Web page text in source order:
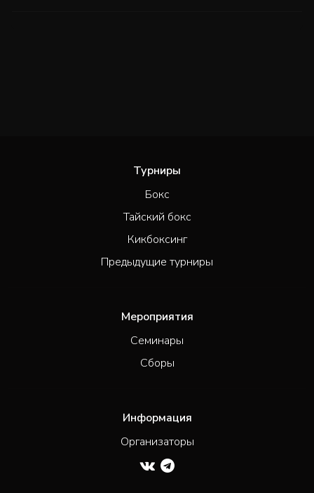
Турниры
Бокс
Тайский бокс
Кикбоксинг
Предыдущие турниры
Мероприятия
Семинары
Сборы
Информация
Организаторы